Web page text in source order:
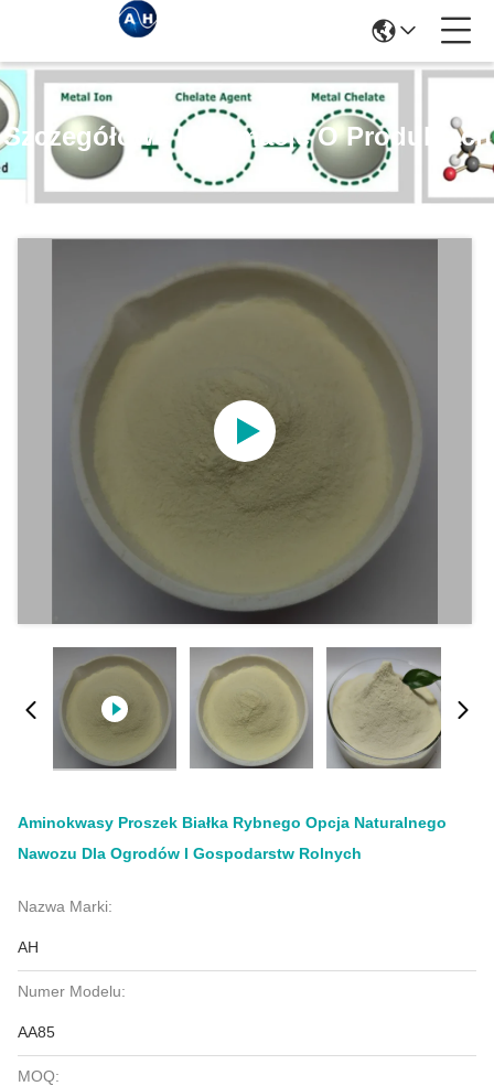
Szczegółowe Informacje O Produktach
Aminokwasy Proszek Białka Rybnego Opcja Naturalnego
Nawozu Dla Ogrodów I Gospodarstw Rolnych
Nazwa Marki:
AH
Numer Modelu:
AA85
MOQ: